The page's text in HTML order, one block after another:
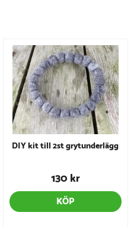
DIY kit till 2st grytunderlägg
130 kr
KÖP